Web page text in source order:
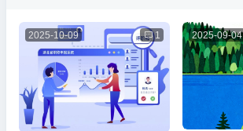
2025-10-09  1 2025-09-04